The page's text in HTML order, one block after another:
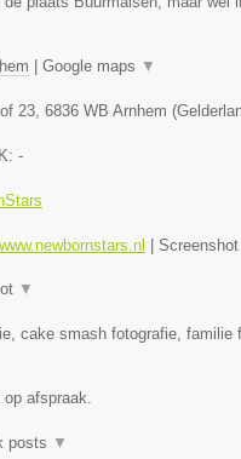
Google maps ▼
23, 6836 WB Arnhem (
-
Screenshot
▼
cake smash fotografie, familie
op afspraak.
posts ▼